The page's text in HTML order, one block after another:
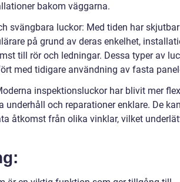
bakom väggarna.
svängbara luckor: Med tiden har
på grund av deras enkelhet,
till rör och ledningar. Dessa typer av
med tidigare användning av fasta
inspektionsluckor har blivit mer
och reparationer enklare. De
åtkomst från olika vinklar, vilket